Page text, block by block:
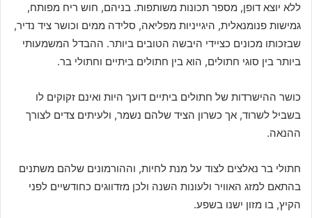
ללא יוצא דופן, מספר תכונות משותפות. בניהם, חוש ריח מפותח,
גמישות פנומנאלית, היגייניות מפליאה, סלידה ממים וכושר ציד נדיר,
שבזכותו מכונים כציידי היבשה הטובים ביותר. ההבדל המשמעותי
ביותר בין סוגי חתולים, הוא בין חתולים ביתיים וחתולי בר.
כושר ההישרדות של חתולים ביתיים דועך היות ואינם זקוקים לו
בשביל לשרוד, אך כשרון הציד שלהם נשמר, ולעיתים צדים לצורך
ההנאה.
חתולי בר נאלצים לצוד על מנת לחיות, וההורמונים שלהם משתנים
בהתאם למזג האוויר ולעונות השנה ולכן מזדווגים כחודשיים לפני
הקיץ, בו מזון ישנו בשפע.